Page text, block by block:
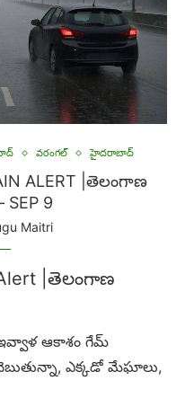
వరంగల్ హైదరాబాద్
ALERT |తెలంగాణ
9
Maitri
Alert |తెలంగాణ
ఇవ్వాళ ఆకాశం గేమ్
ఎక్కడో మేఘాలు,